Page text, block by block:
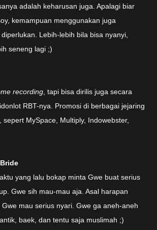
adalah keharusan juga. Apalagi biar
kemampuan menggunakan juga
Lebih-lebih bila bisa nyanyi,
seneng lagi ;)
recording , tapi bisa dirilis juga secara
RBT-nya. Promosi di berbagai jejaring
sepert MySpace, Multiply, Indowebster,
yang lalu bokap minta Gwe buat serius
Gwe sih mau-mau aja. Asal harapan
mau serius nyari. Gwe ga aneh-aneh
baek, dan tentu saja muslimah ;)